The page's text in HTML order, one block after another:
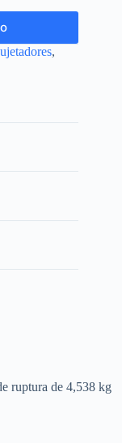
,
ruptura de 4,538 kg